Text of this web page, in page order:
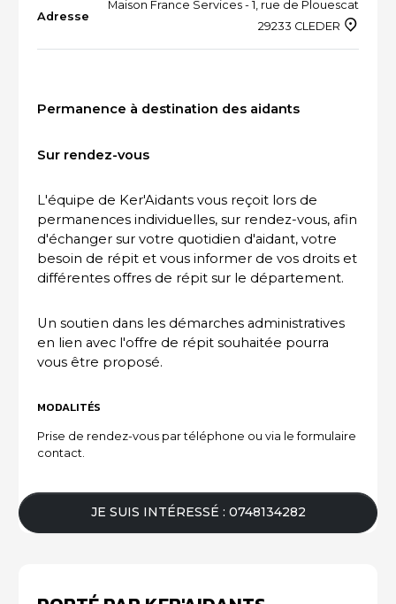
ACTUALITÉS DU SECTEUR
Adresse
Maison France Services - 1, rue de Plouescat
29233 CLEDER
Permanence à destination des aidants
Sur rendez-vous
L'équipe de Ker'Aidants vous reçoit lors de
permanences individuelles, sur rendez-vous, afin
d'échanger sur votre quotidien d'aidant, votre
besoin de répit et vous informer de vos droits et
différentes offres de répit sur le département.
Un soutien dans les démarches administratives
en lien avec l'offre de répit souhaitée pourra
vous être proposé.
MODALITÉS
Prise de rendez-vous par téléphone ou via le formulaire
contact.
JE SUIS INTÉRESSÉ : 0748134282